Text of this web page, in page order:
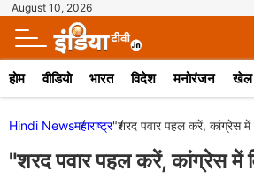
August 10, 2026
होम वीडियो भारत विदेश मनोरंजन खेल
Hindi Newsमहाराष्ट्र"शरद पवार पहल करें, कांग्रेस में
"शरद पवार पहल करें, कांग्रेस में